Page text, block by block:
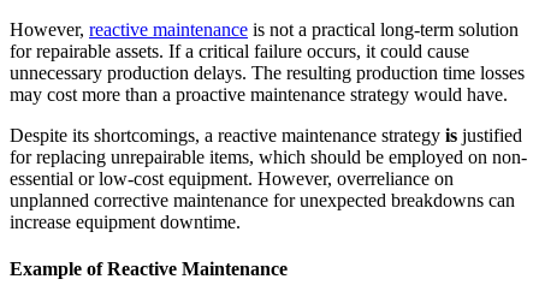
Vorbeugende Wartung
Life Sciences
GxP, 21 CFR Part 11, validierungsbereit
However, reactive maintenance is not a practical long-term solution
for repairable assets. If a critical failure occurs, it could cause
unnecessary production delays. The resulting production time losses
may cost more than a proactive maintenance strategy would have.
Despite its shortcomings, a reactive maintenance strategy is justified
for replacing unrepairable items, which should be employed on non-
essential or low-cost equipment. However, overreliance on
unplanned corrective maintenance for unexpected breakdowns can
increase equipment downtime.
Example of Reactive Maintenance